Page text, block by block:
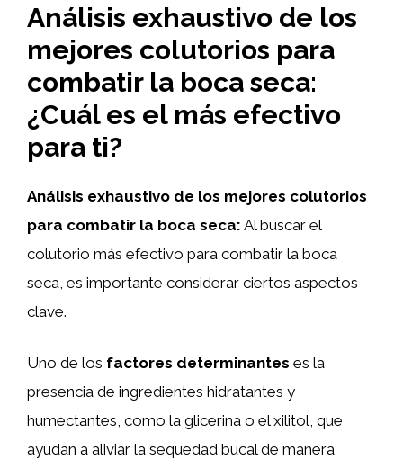
Análisis exhaustivo de los
mejores colutorios para
combatir la boca seca:
¿Cuál es el más efectivo
para ti?
Análisis exhaustivo de los mejores colutorios
para combatir la boca seca: Al buscar el
colutorio más efectivo para combatir la boca
seca, es importante considerar ciertos aspectos
clave.
Uno de los factores determinantes es la
presencia de ingredientes hidratantes y
humectantes, como la glicerina o el xilitol, que
ayudan a aliviar la sequedad bucal de manera